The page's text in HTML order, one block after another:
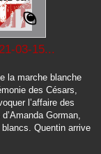
03-15...
la marche blanche
des Césars,
l’affaire des
Gorman,
Quentin arrive